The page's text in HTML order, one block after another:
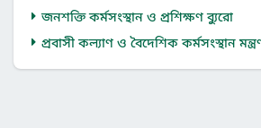
জনশক্তি কর্মসংস্থান ও প্রশিক্ষণ ব্যুরো
প্রবাসী কল্যাণ ও বৈদেশিক কর্মসংস্থান